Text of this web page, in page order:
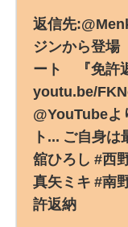
返信先
ジンから登
ート 『免許
youtu.be/
@YouTube
ト... ご自身
舘ひろし #西
真矢ミキ #南
許返納